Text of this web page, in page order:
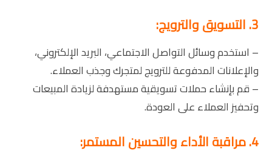
3. التسويق والترويج:
– استخدم وسائل التواصل الاجتماعي، البريد الإلكتروني،
والإعلانات المدفوعة للترويج لمتجرك وجذب العملاء.
– قم بإنشاء حملات تسويقية مستهدفة لزيادة المبيعات
وتحفيز العملاء على العودة.
4. مراقبة الأداء والتحسين المستمر: